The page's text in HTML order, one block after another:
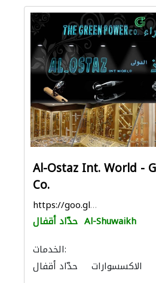
Al-Ostaz Int. World -
Co.
https://goo.gl/maps/1ZFu3vr3iPsftzVg8
حدّاد أقفال Al-Shuwaikh
الخدمات:
حدّاد أقفال
الاكسسوارات